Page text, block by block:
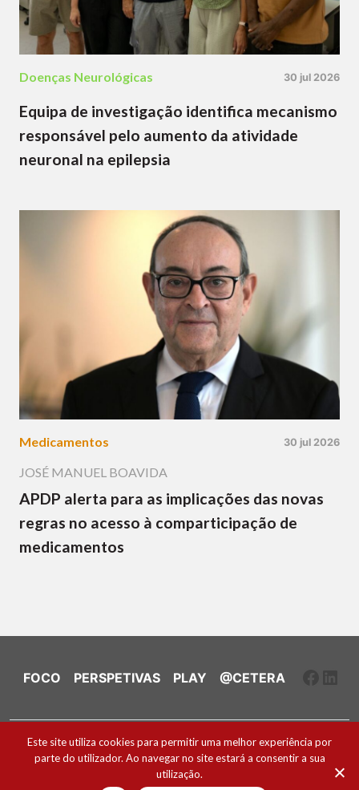
Doenças Neurológicas 30 jul 2026
Equipa de investigação identifica mecanismo
responsável pelo aumento da atividade
neuronal na epilepsia
Medicamentos 30 jul 2026
JOSÉ MANUEL BOAVIDA
APDP alerta para as implicações das novas
regras no acesso à comparticipação de
medicamentos
FOCO PERSPETIVAS PLAY @CETERA
Ficha Técnica e Estatuto Editorial
Política de Cookies
2026 ® Todos os direitos reservados
Este site utiliza cookies para permitir uma melhor experiência por
parte do utilizador. Ao navegar no site estará a consentir a sua
utilização.